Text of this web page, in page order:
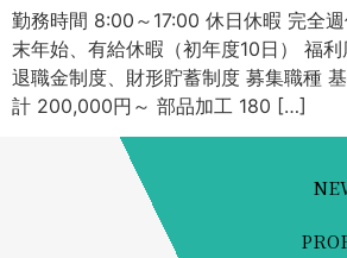
勤務時間 8:00～17:00 休日休暇 完全
末年始、有給休暇（初年度10日） 福利
退職金制度、財形貯蓄制度 募集職種
計 200,000円～ 部品加工 180 […]